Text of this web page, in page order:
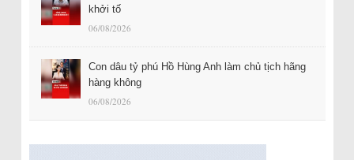
khởi tố
06/08/2026
Con dâu tỷ phú Hồ Hùng Anh làm chủ tịch hãng
hàng không
06/08/2026